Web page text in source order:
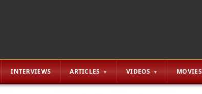
INTERVIEWS ARTICLES VIDEOS MOVIES